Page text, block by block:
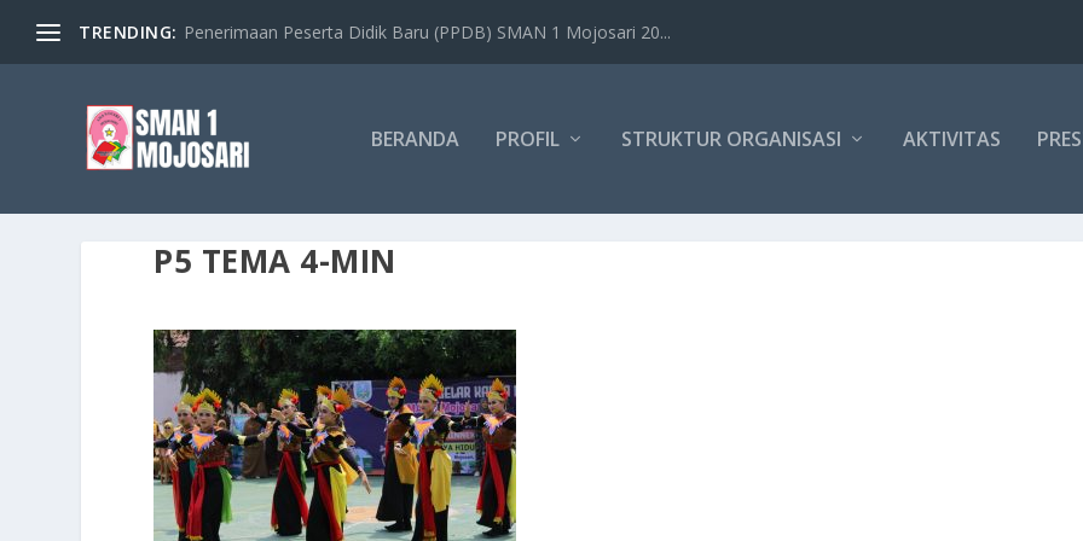
TRENDING: Penerimaan Peserta Didik Baru (PPDB) SMAN 1 Mojosari 20...
BERANDA PROFIL STRUKTUR ORGANISASI AKTIVITAS
P5 TEMA 4-MIN